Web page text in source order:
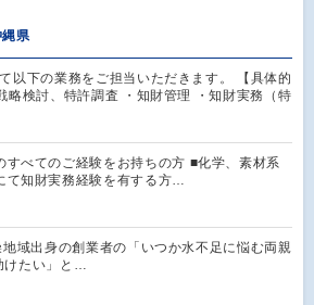
縄県
以下の業務をご担当いただきます。 【具体的
略検討、特許調査 ・知財管理 ・知財実務（特
べてのご経験をお持ちの方 ■化学、素材系
て知財実務経験を有する方…
地域出身の創業者の「いつか水不足に悩む両親
けたい」と…